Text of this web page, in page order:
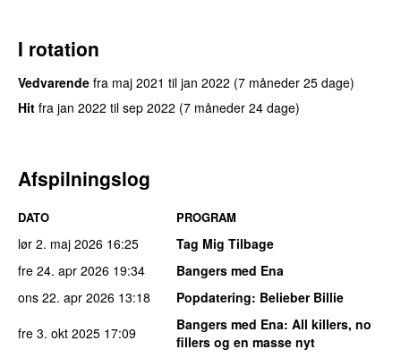
I rotation
Vedvarende fra maj 2021 til jan 2022 (7 måneder 25 dage)
Hit fra jan 2022 til sep 2022 (7 måneder 24 dage)
Afspilningslog
DATO PROGRAM
lør 2. maj 2026 16:25
Tag Mig Tilbage
fre 24. apr 2026 19:34
Bangers med Ena
ons 22. apr 2026 13:18 Popdatering: Belieber Billie
fre 3. okt 2025 17:09 Bangers med Ena: All killers, no
fillers og en masse nyt